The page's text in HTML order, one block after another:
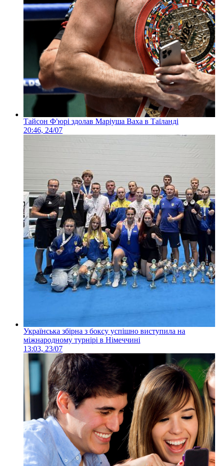
Тайсон Ф'юрі здолав Маріуша Ваха в Таїланді
20:46, 24/07
Українська збірна з боксу успішно виступила на
міжнародному турнірі в Німеччині
13:03, 23/07